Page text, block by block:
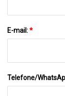
E-mail:*
Telefone/